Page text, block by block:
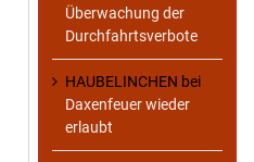
Überwachung der
Durchfahrtsverbote
HAUBELINCHEN bei
Daxenfeuer wieder
erlaubt